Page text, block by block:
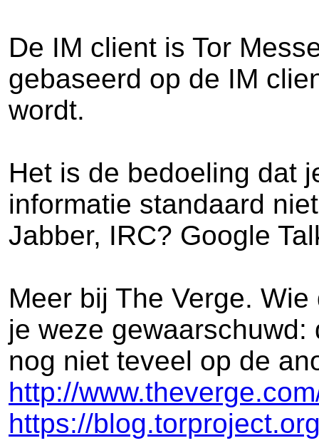
De IM client is Tor
gebaseerd op de IM
wordt.
Het is de bedoeling dat
informatie standaard
Jabber, IRC? Google
Meer bij The Verge.
je weze
nog niet teveel op de
http://
https://